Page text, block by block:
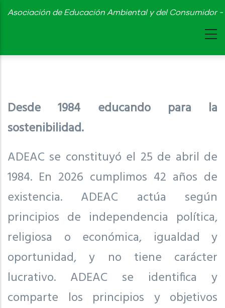
Skip
content
Asociación de Educación Ambiental y del Consumidor
Desde 1984 educando para la
sostenibilidad.
ADEAC se constituyó el 25 de abril de
1984. En 2026 cumplimos 42 años de
existencia. ADEAC actúa según
principios de independencia política,
religiosa o económica, igualdad y
oportunidad, y no tiene carácter
lucrativo. ADEAC se identifica y
comparte los principios y objetivos